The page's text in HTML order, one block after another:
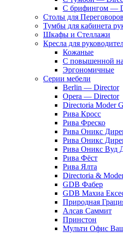
C брифингом —
Столы для Переговоров
Тумбы для кабинета
Шкафы и Стеллажи
Кресла для
Кожаные
С повышенной
Эргономичные
Серии мебели
Berlin — Director
Opera — Director
Directoria Moder
Рива Кросс
Рива Фреско
Рива Оникс
Рива Оникс
Рива Оникс Вуд
Рива Фёст
Рива Ялта
Directoria &
GDB Фабер
GDB Махиа
Природная
Алсав Саммит
Принстон
Мульти Офис